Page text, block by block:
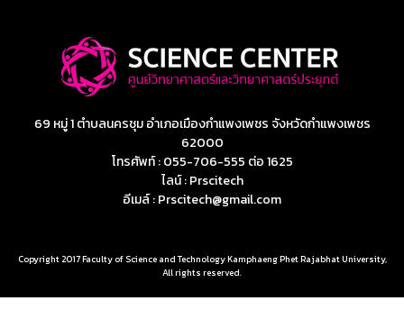
69 หมู่ 1 ตำบลนครชุม อำเภอเมืองกำแพงเพชร จังหวัดกำแพงเพชร
62000
โทรศัพท์ : 055-706-555 ต่อ 1625
ไลน์ : Prscitech
อีเมล์ : Prscitech@gmail.com
Copyright 2017 Faculty of Science and Technology Kamphaeng Phet Rajabhat University,
All rights reserved.